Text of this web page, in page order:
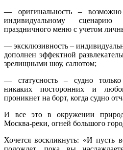
— оригинальность –
индивидуальному сценарию
праздничного меню с учетом
— эксклюзивность –
дополнен эффектной
зрелищными шоу, салютом;
— статусность – судно
никаких посторонних и
проникнет на борт, когда судно
И все это в окружении
Москва-реки, огней большого
Хочется воскликнуть: «И пусть